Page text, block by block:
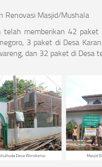
Renovasi Masjid/Mushala
telah memberikan 42
3 paket di Desa
dan 32 paket di Desa